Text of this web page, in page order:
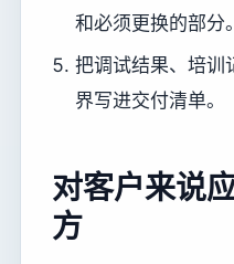
和必须更换的部分。
把调试结果、培训
界写进交付清单。
对客户来说
方